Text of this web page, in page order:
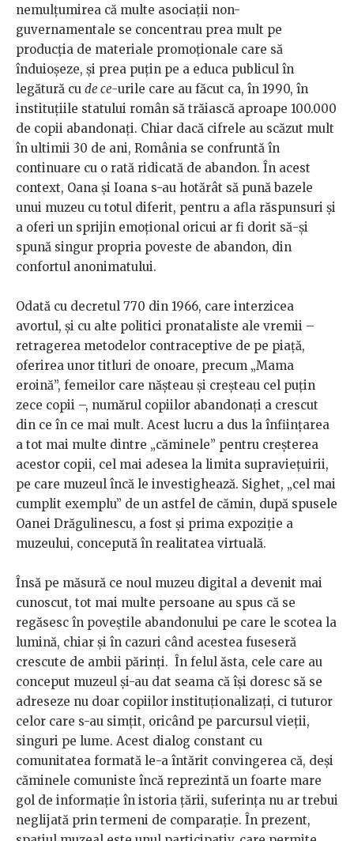
nemulțumirea că multe asociații non-
guvernamentale se concentrau prea mult pe
producția de materiale promoționale care să
înduioșeze, și prea puțin pe a educa publicul în
legătură cu de ce-urile care au făcut ca, în 1990, în
instituțiile statului român să trăiască aproape 100.000
de copii abandonați. Chiar dacă cifrele au scăzut mult
în ultimii 30 de ani, România se confruntă în
continuare cu o rată ridicată de abandon. În acest
context, Oana și Ioana s-au hotărât să pună bazele
unui muzeu cu totul diferit, pentru a afla răspunsuri și
a oferi un sprijin emoțional oricui ar fi dorit să-și
spună singur propria poveste de abandon, din
confortul anonimatului.
Odată cu decretul 770 din 1966, care interzicea
avortul, și cu alte politici pronataliste ale vremii –
retragerea metodelor contraceptive de pe piață,
oferirea unor titluri de onoare, precum „Mama
eroină”, femeilor care nășteau și creșteau cel puțin
zece copii –, numărul copiilor abandonați a crescut
din ce în ce mai mult. Acest lucru a dus la înființarea
a tot mai multe dintre „căminele” pentru creșterea
acestor copii, cel mai adesea la limita supraviețuirii,
pe care muzeul încă le investighează. Sighet, „cel mai
cumplit exemplu” de un astfel de cămin, după spusele
Oanei Drăgulinescu, a fost și prima expoziție a
muzeului, concepută în realitatea virtuală.
Însă pe măsură ce noul muzeu digital a devenit mai
cunoscut, tot mai multe persoane au spus că se
regăsesc în poveștile abandonului pe care le scotea la
lumină, chiar și în cazuri când acestea fuseseră
crescute de ambii părinți. În felul ăsta, cele care au
conceput muzeul și-au dat seama că își doresc să se
adreseze nu doar copiilor instituționalizați, ci tuturor
celor care s-au simțit, oricând pe parcursul vieții,
singuri pe lume. Acest dialog constant cu
comunitatea formată le-a întărit convingerea că, deși
căminele comuniste încă reprezintă un foarte mare
gol de informație în istoria țării, suferința nu ar trebui
neglijată prin termeni de comparație. În prezent,